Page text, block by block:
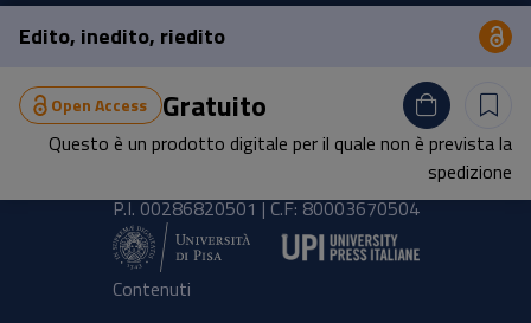
Edito, inedito, riedito
Gratuito
Open Access
Questo è un prodotto digitale per il quale non è prevista la
spedizione
Pisa University Press
Lungarno Pacinotti 43/44 56126 Pisa
tel.+39 050 2212056
P.I. 00286820501 | C.F: 80003670504
Contenuti